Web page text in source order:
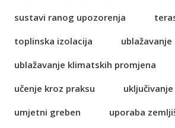
sustavi ranog upozorenja
toplinska izolacija
ublažavanje
ublažavanje klimatskih promjena
učenje kroz praksu
umjetni greben
uporaba